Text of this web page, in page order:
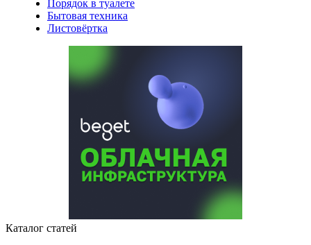
Порядок в туалете
Бытовая техника
Листовёртка
Каталог статей